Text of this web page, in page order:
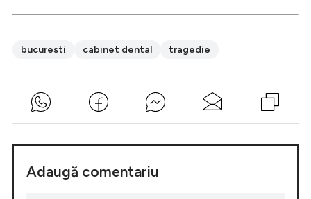
bucuresti cabinet dental tragedie
Adaugă comentariu